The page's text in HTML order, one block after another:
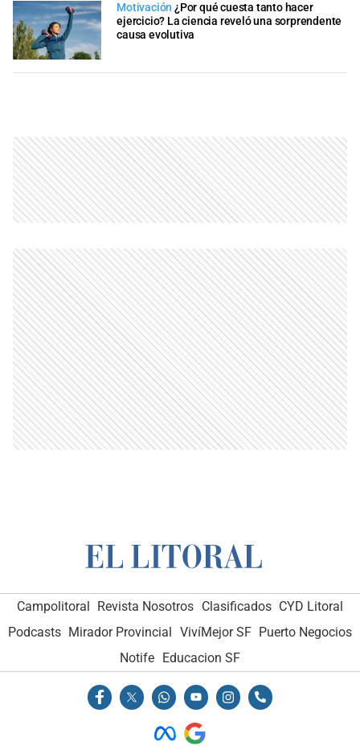
Motivación ¿Por qué cuesta tanto hacer
ejercicio? La ciencia reveló una sorprendente
causa evolutiva
Campolitoral Revista Nosotros Clasificados CYD Litoral
Podcasts Mirador Provincial VivíMejor SF Puerto Negocios
Notife
Educacion SF